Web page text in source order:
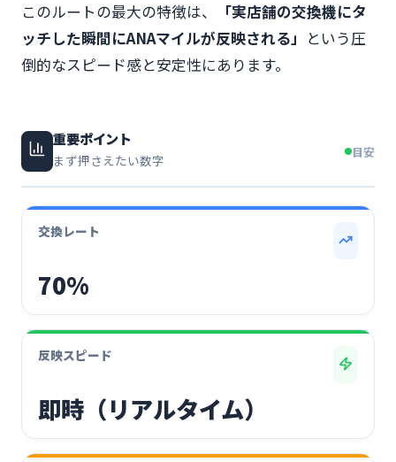
このルートの最大の特徴は、
「実店舗の交換機にタ
ッチした瞬間にANAマイルが反映される」 という圧
倒的なスピード感と安定性にあります。
重要ポイント
まず押さえたい数字 目安
交換レート
70%
反映スピード
即時（リアルタイム）